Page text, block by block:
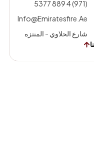
Info@emiratesfire.ae
شارع الحلاوي - المنتزه